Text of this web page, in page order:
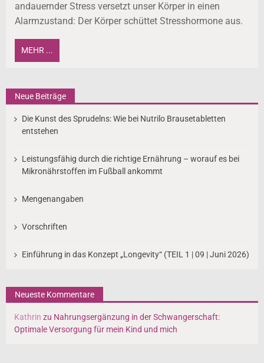
andauernder Stress versetzt unser Körper in einen
Alarmzustand: Der Körper schüttet Stresshormone aus.
MEHR ...
Neue Beiträge
Die Kunst des Sprudelns: Wie bei Nutrilo Brausetabletten
entstehen
Leistungsfähig durch die richtige Ernährung – worauf es bei
Mikronährstoffen im Fußball ankommt
Mengenangaben
Vorschriften
Einführung in das Konzept „Longevity“ (TEIL 1 | 09 | Juni 2026)
Neueste Kommentare
Kathrin zu Nahrungsergänzung in der Schwangerschaft:
Optimale Versorgung für mein Kind und mich